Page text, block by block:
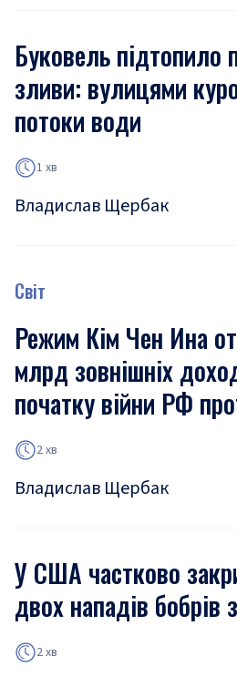
Буковель підтопило
зливи: вулицями
потоки води
1 хв
Владислав Щербак
Світ
Режим Кім Чен Ина
млрд зовнішніх
початку війни РФ
2 хв
Владислав Щербак
У США частково
двох нападів бобрів
2 хв